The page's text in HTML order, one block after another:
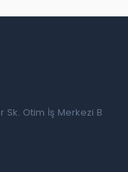
Otim İş Merkezi B